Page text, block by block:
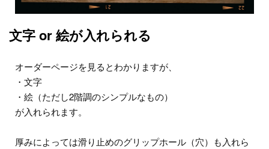
文字 or 絵が入れられる
オーダーページを見るとわかりますが、
・文字
・絵（ただし2階調のシンプルなもの）
が入れられます。
厚みによっては滑り止めのグリップホール（穴）も入れら